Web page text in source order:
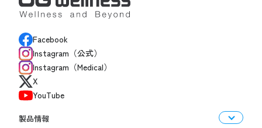
Facebook
Instagram（公式）
Instagram（Medical）
X
YouTube
製品情報